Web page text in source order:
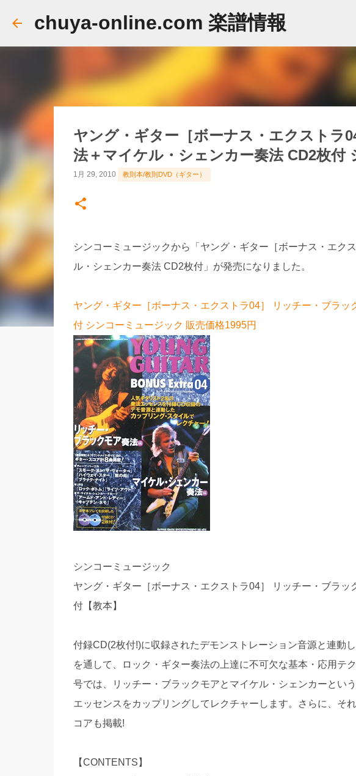
chuya-online.com 楽譜情報
ヤング・ギター［ボーナス・エクストラ
法＋マイケル・シェンカー奏法 CD2枚付
1月 29, 2010 教則本/教則DVD（ギター）
シンコーミュージックから「ヤング・ギター［ボーナス・エク
ル・シェンカー奏法 CD2枚付」が発売になりました。
ヤング・ギター［ボーナス・エクストラ04］ リッチー・ブラ
付 シンコーミュージック 販売価格1995円
シンコーミュージック
ヤング・ギター［ボーナス・エクストラ04］ リッチー・ブラ
付【教本】
付録CD(2枚付!)に収録されたデモンストレーション音源と連動
を通して、ロック・ギター奏法の上達に不可欠な基本・応用テ
号では、リッチー・ブラックモアとマイケル・シェンカーとい
エッセンスをカップリングしてレクチャーします。さらに、そ
コアも掲載!
【CONTENTS】